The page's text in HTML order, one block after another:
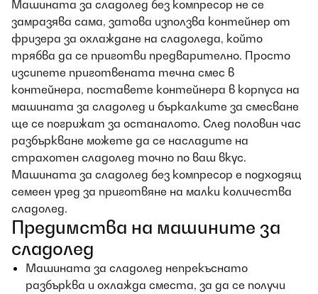
Машината за сладолед без компресор не се
замразява сама, затова използва контейнер от
фризера за охлаждане на сладоледа, който
трябва да се приготви предварително. Просто
изсипете приготвената течна смес в
контейнера, поставете контейнера в корпуса на
машината за сладолед и бъркалките за смесване
ще се погрижат за останалото. След половин час
разбъркване можете да се насладите на
страхотен сладолед точно по ваш вкус.
Машината за сладолед без компресор е подходящ
семеен уред за приготвяне на малки количества
сладолед.
Предимства на машините за
сладолед
Машината за сладолед непрекъснато
разбърква и охлажда сместа, за да се получи